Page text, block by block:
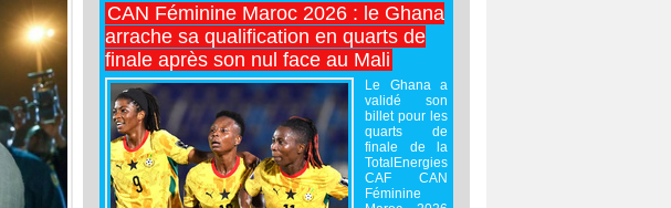
CAN Féminine Maroc 2026 : le Ghana
arrache sa qualification en quarts de
finale après son nul face au Mali
Le Ghana a
validé son
billet pour les
quarts de
finale de la
TotalEnergies
CAF CAN
Féminine